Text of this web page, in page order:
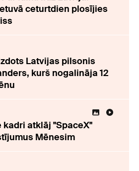
ceturtdien plosījies
Latvijas pilsonis
kurš nogalināja 12
kadri atklāj "SpaceX"
Mēnesim